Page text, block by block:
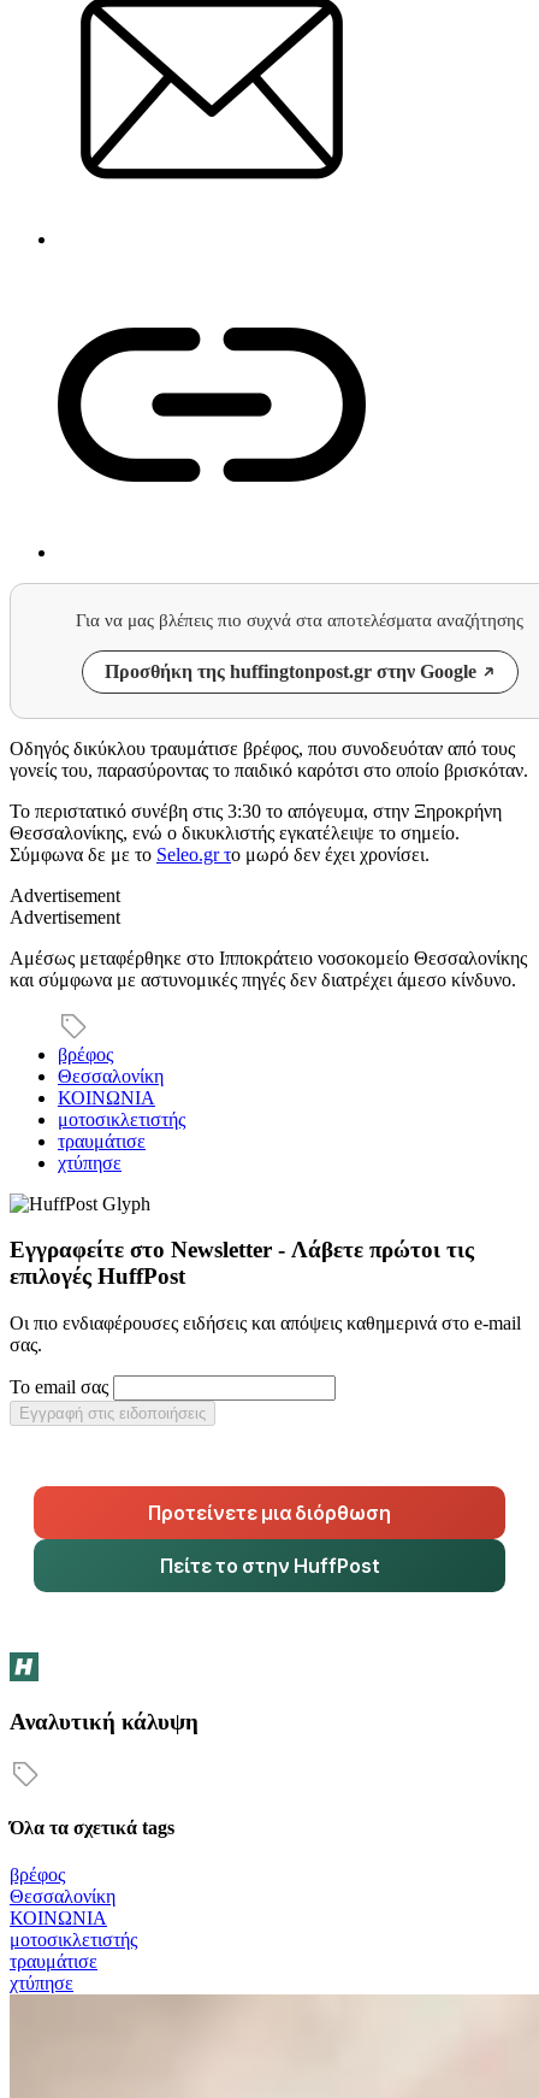
Για να μας βλέπεις πιο συχνά στα αποτελέσματα αναζήτησης
Προσθήκη της huffingtonpost.gr στην Google
Οδηγός δικύκλου τραυμάτισε βρέφος, που συνοδευόταν από τους
γονείς του, παρασύροντας το παιδικό καρότσι στο οποίο βρισκόταν.
Το περιστατικό συνέβη στις 3:30 το απόγευμα, στην Ξηροκρήνη
Θεσσαλονίκης, ενώ ο δικυκλιστής εγκατέλειψε το σημείο.
Σύμφωνα δε με το Seleo.gr το μωρό δεν έχει χρονίσει.
Advertisement
Advertisement
Αμέσως μεταφέρθηκε στο Ιπποκράτειο νοσοκομείο Θεσσαλονίκης
και σύμφωνα με αστυνομικές πηγές δεν διατρέχει άμεσο κίνδυνο.
βρέφος
Θεσσαλονίκη
ΚΟΙΝΩΝΙΑ
μοτοσικλετιστής
τραυμάτισε
χτύπησε
Εγγραφείτε στο Newsletter - Λάβετε πρώτοι τις
επιλογές HuffPost
Οι πιο ενδιαφέρουσες ειδήσεις και απόψεις καθημερινά στο e-mail
σας.
Το email σας
Εγγραφή στις ειδοποιήσεις
Προτείνετε μια διόρθωση
Πείτε το στην HuffPost
Αναλυτική κάλυψη
Όλα τα σχετικά tags
βρέφος
Θεσσαλονίκη
ΚΟΙΝΩΝΙΑ
μοτοσικλετιστής
τραυμάτισε
χτύπησε